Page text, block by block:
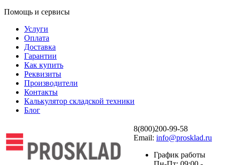
Помощь и сервисы
Услуги
Оплата
Доставка
Гарантии
Как купить
Реквизиты
Производители
Контакты
Калькулятор складской техники
Блог
8(800)200-99-58
Email: info@prosklad.ru
График работы